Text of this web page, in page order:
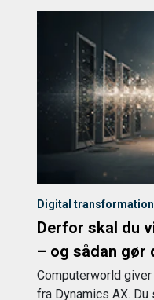
Digital transformation
Derfor skal du
– og sådan gør
Computerworld
fra Dynamics AX.